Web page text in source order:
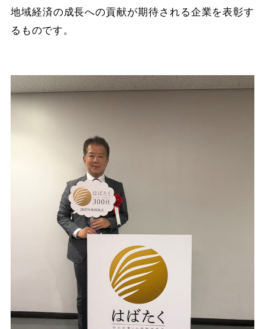
地域経済の成長への貢献が期待される企業を表彰す
るものです。